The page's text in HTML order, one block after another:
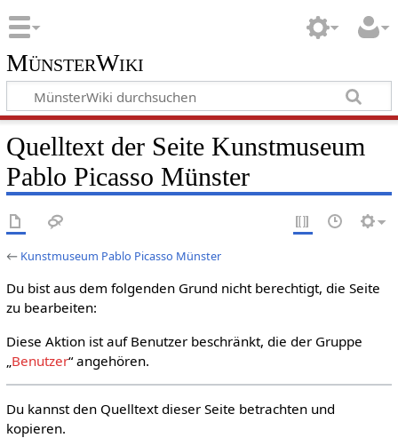
MünsterWiki
Quelltext der Seite Kunstmuseum
Pablo Picasso Münster
← Kunstmuseum Pablo Picasso Münster
Du bist aus dem folgenden Grund nicht berechtigt, die Seite
zu bearbeiten:
Diese Aktion ist auf Benutzer beschränkt, die der Gruppe
Benutzer“ angehören.
Du kannst den Quelltext dieser Seite betrachten und
kopieren.